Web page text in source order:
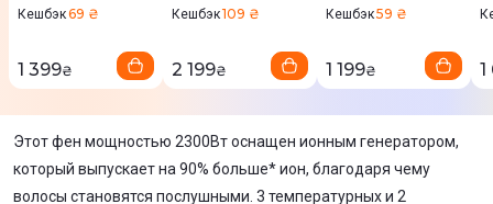
Кешбэк69 ₴
1 399₴
Кешбэк109 ₴
2 199₴
Кешбэк59 ₴
1 199₴ 1
Этот фен мощностью 2300Вт оснащен ионным генератором,
который выпускает на 90% больше* ион, благодаря чему
волосы становятся послушными. 3 температурных и 2